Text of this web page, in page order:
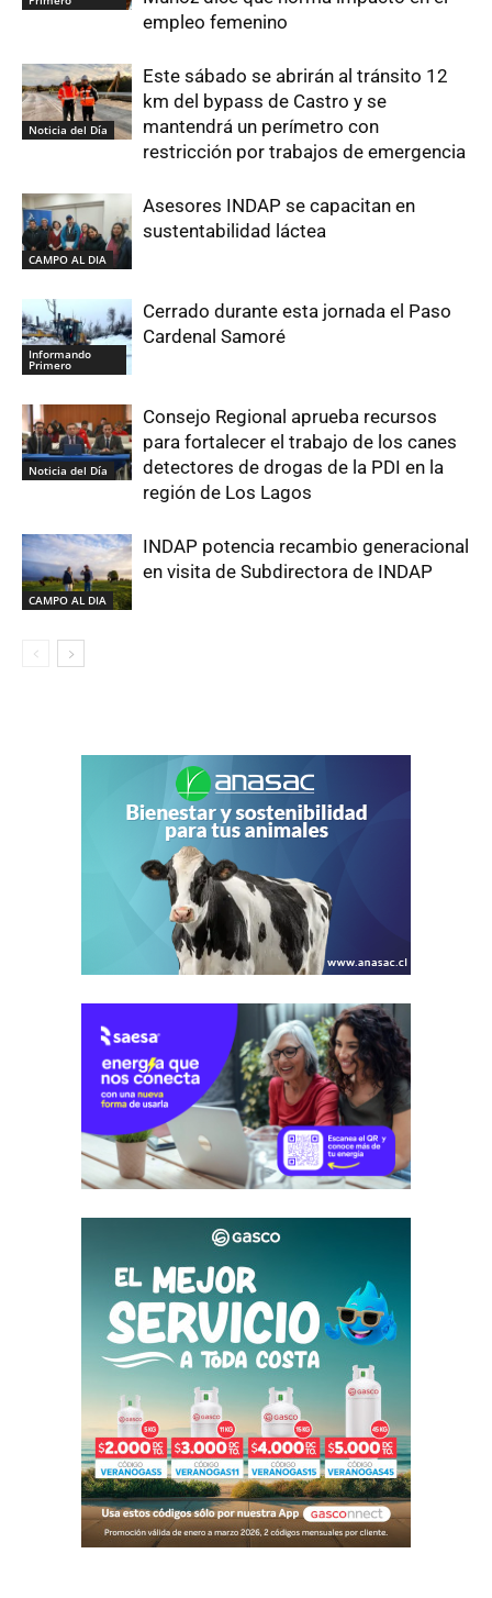
empleo femenino
Noticia del Día
Este sábado se abrirán al tránsito 12
km del bypass de Castro y se
mantendrá un perímetro con
restricción por trabajos de emergencia
CAMPO AL DIA
Asesores INDAP se capacitan en
sustentabilidad láctea
Informando
Primero
Cerrado durante esta jornada el Paso
Cardenal Samoré
Noticia del Día
Consejo Regional aprueba recursos
para fortalecer el trabajo de los canes
detectores de drogas de la PDI en la
región de Los Lagos
CAMPO AL DIA
INDAP potencia recambio generacional
en visita de Subdirectora de INDAP